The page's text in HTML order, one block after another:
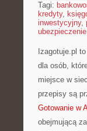
Tagi:
kredyty,
inwestycyjny,
Izagotuje.pl
dla osób,
miejsce w
przepisy są
Gotowanie w
obejmującą